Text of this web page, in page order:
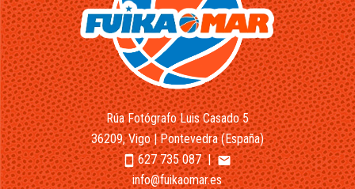
Rúa Fotógrafo Luis Casado 5
36209, Vigo | Pontevedra (España)
smartphone627 735 087|email
info@fuikaomar.es